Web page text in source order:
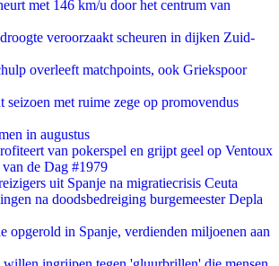
met 146 km/u door het centrum van
veroorzaakt scheuren in dijken Zuid-
overleeft matchpoints, ook Griekspoor
seizoen met ruime zege op promovendus
in augustus
van pokerspel en grijpt geel op Ventoux
de Dag #1979
uit Spanje na migratiecrisis Ceuta
na doodsbedreiging burgemeester Depla
opgerold in Spanje, verdienden miljoenen aan